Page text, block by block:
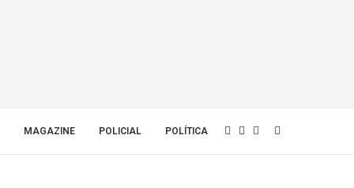
MAGAZINE POLICIAL POLÍTICA